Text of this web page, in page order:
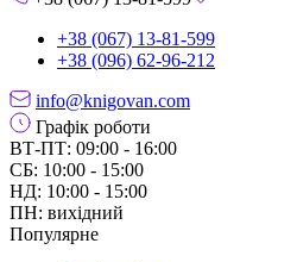
+38 (067) 13-81-599
+38 (096) 62-96-212
info@knigovan.com
Графік роботи
ВТ-ПТ: 09:00 - 16:00
СБ: 10:00 - 15:00
НД: 10:00 - 15:00
ПН: вихідний
Популярне